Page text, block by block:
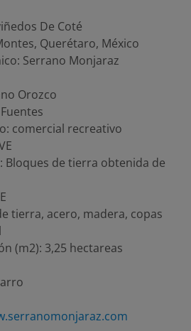
De Coté
Querétaro, México
Serrano Monjaraz
Orozco
comercial recreativo
Bloques de tierra obtenida de
tierra, acero, madera, copas
(m2): 3,25 hectareas